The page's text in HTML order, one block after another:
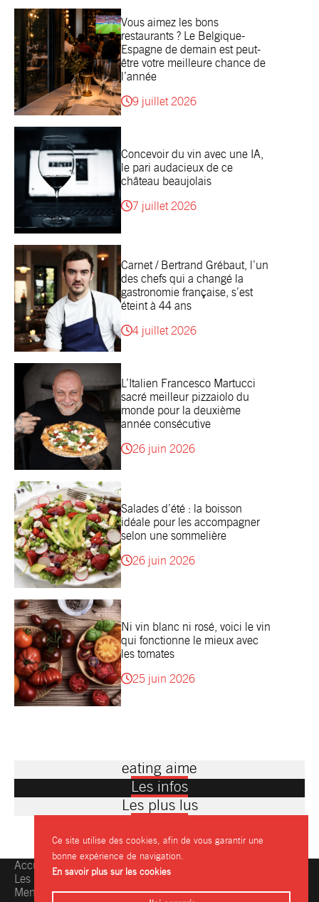
Vous aimez les bons
restaurants ? Le Belgique-
Espagne de demain est peut-
être votre meilleure chance de
l’année
9 juillet 2026
Concevoir du vin avec une IA,
le pari audacieux de ce
château beaujolais
7 juillet 2026
Carnet / Bertrand Grébaut, l’un
des chefs qui a changé la
gastronomie française, s’est
éteint à 44 ans
4 juillet 2026
L’Italien Francesco Martucci
sacré meilleur pizzaiolo du
monde pour la deuxième
année consécutive
26 juin 2026
Salades d’été : la boisson
idéale pour les accompagner
selon une sommelière
26 juin 2026
Ni vin blanc ni rosé, voici le vin
qui fonctionne le mieux avec
les tomates
25 juin 2026
eating aime
Les infos
Les plus lus
Accueil
Les restaurants
Mentions légales
Une question, une info ?
Contactez-nous
Ce site utilise des cookies, afin de vous garantir une
bonne expérience de navigation.
En savoir plus sur les cookies